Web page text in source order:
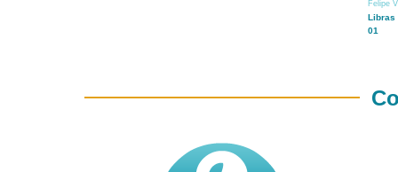
Felipe
Libras
01